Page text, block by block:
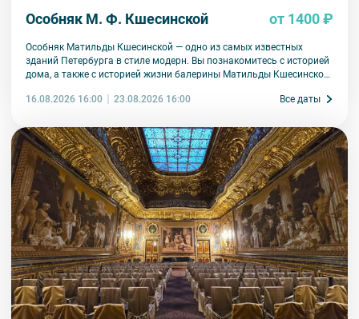
Особняк М. Ф. Кшесинской от 1400 ₽
Особняк Матильды Кшесинской — одно из самых известных
зданий Петербурга в стиле модерн. Вы познакомитесь с историей
дома, а также с историей жизни балерины Матильды Кшесинской.
Романовых, как складывалась артистическая карьера, какая
16.08.2026 16:00 23.08.2026 16:00 Все даты